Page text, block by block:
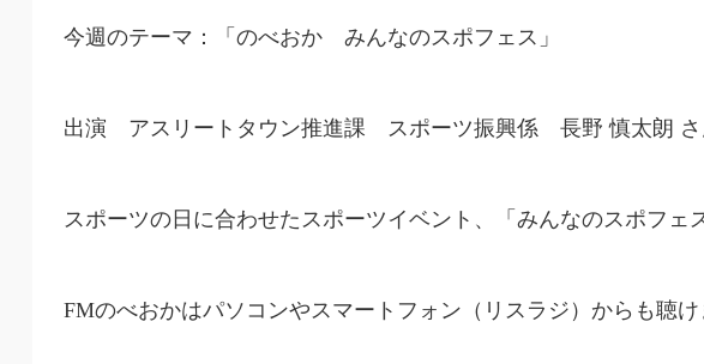
今週のテーマ：「のべおか みんなのスポフェス」
出演 アスリートタウン推進課 スポーツ振興係 長野 慎太朗 さ
スポーツの日に合わせたスポーツイベント、「みんなのスポフ
FMのべおかはパソコンやスマートフォン（リスラジ）からも聴け